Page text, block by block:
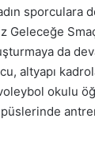
sporculara
Geleceğe
da
altyapı
okulu